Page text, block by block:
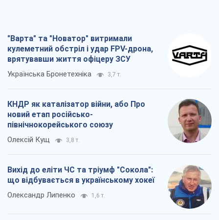
"Варта" та "Новатор" витримали
кулеметний обстріл і удар FPV-дрона,
врятувавши життя офіцеру ЗСУ
Українська Бронетехніка 3,7 т.
КНДР як каталізатор війни, або Про
новий етап російсько-
північнокорейського союзу
Олексій Кущ 3,8 т.
Вихід до еліти ЧС та тріумф "Сокола":
що відбувається в українському хокеї
Олександр Липенко 1,6 т.